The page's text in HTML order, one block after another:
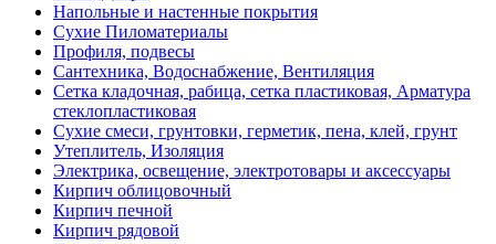
Напольные и настенные покрытия
Сухие Пиломатериалы
Профиля, подвесы
Сантехника, Водоснабжение, Вентиляция
Сетка кладочная, рабица, сетка пластиковая, Арматура
стеклопластиковая
Сухие смеси, грунтовки, герметик, пена, клей, грунт
Утеплитель, Изоляция
Электрика, освещение, электротовары и аксессуары
Кирпич облицовочный
Кирпич печной
Кирпич рядовой